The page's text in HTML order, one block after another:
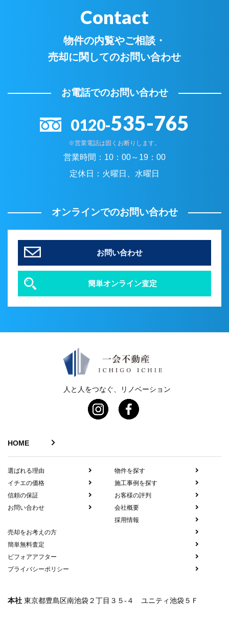
Contact
物件の内覧やご相談・
売却に関してのお問い合わせ
お電話でのお問い合わせ
0120-535-765
※営業電話は固くお断りします。
営業時間： 10：00～19：00
定休日： 火曜日、水曜日
オンラインでのお問い合わせ
お問い合わせ
簡単オンライン査定
人と人をつなぐ、リノベーション
HOME
選ばれる理由
イチエの価格
信頼の保証
お問い合わせ
物件を探す
施工事例を探す
お客様の評判
会社概要
採用情報
売却をお考えの方
簡単無料査定
ビフォアアフター
プライバシーポリシー
本社 東京都豊島区南池袋２丁目３５-４ ユニティ池袋５Ｆ